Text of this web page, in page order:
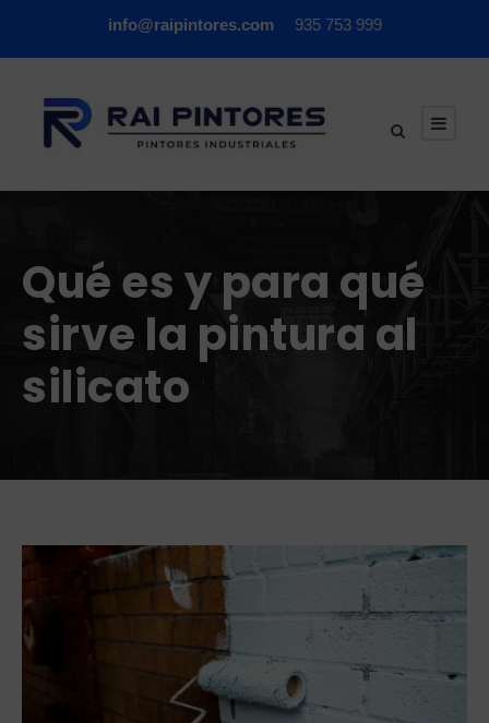
info@raipintores.com 935 753 999
Qué es y para qué
sirve la pintura al
silicato